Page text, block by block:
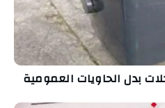
بدل الحاويات العمومية